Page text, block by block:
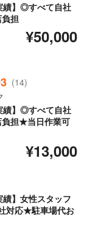
績】◎すべて自社
担
¥50,000
(14)
績】◎すべて自社
担★当日作業可
¥13,000
績】女性スタッフ
対応★駐車場代お